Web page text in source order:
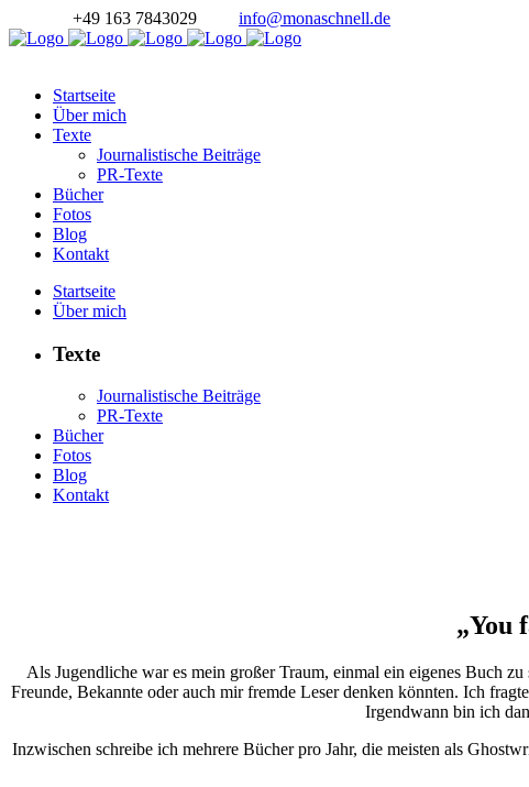
+49 163 7843029 info@monaschnell.de
Startseite
Über mich
Texte
Journalistische Beiträge
PR-Texte
Bücher
Fotos
Blog
Kontakt
Startseite
Über mich
Texte
Journalistische Beiträge
PR-Texte
Bücher
Fotos
Blog
Kontakt
„You
Als Jugendliche war es mein großer Traum, einmal ein eigenes Buch
Freunde, Bekannte oder auch mir fremde Leser denken könnten. Ich
Irgendwann bin ich
Inzwischen schreibe ich mehrere Bücher pro Jahr, die meisten als